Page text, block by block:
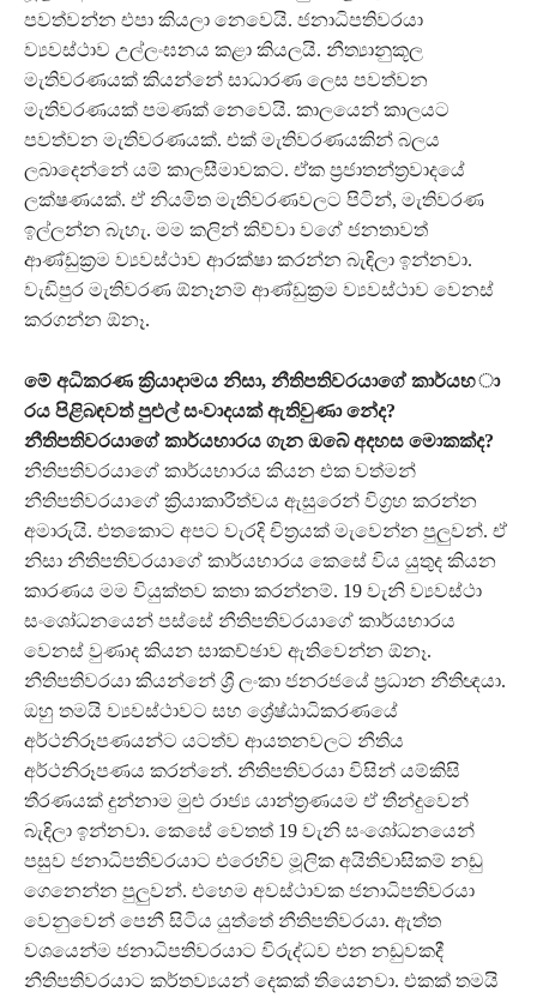
පවත්වන්න එපා කියලා නෙවෙයි. ජනාධිපතිවරයා
ව්‍යවස්ථාව උල්ලංඝනය කළා කියලයි. නීත්‍යානුකූල
මැතිවරණයක් කියන්නේ සාධාරණ ලෙස පවත්වන
මැතිවරණයක් පමණක් නෙවෙයි. කාලයෙන් කාලයට
පවත්වන මැතිවරණයක්. එක් මැතිවරණයකින් බලය
ලබාදෙන්නේ යම් කාලසීමාවකට. ඒක ප්‍රජාතන්ත්‍රවාදයේ
ලක්ෂණයක්. ඒ නියමිත මැතිවරණවලට පිටින්, මැතිවරණ
ඉල්ලන්න බැහැ. මම කලින් කිව්වා වගේ ජනතාවත්
ආණ්ඩුක්‍රම ව්‍යවස්ථාව ආරක්ෂා කරන්න බැඳිලා ඉන්නවා.
වැඩිපුර මැතිවරණ ඕනෑනම් ආණ්ඩුක්‍රම ව්‍යවස්ථාව වෙනස්
කරගන්න ඕනෑ.
මේ අධිකරණ ක්‍රියාදාමය නිසා, නීතිපතිවරයාගේ කාර්යභ ා
රය පිළිබඳවත් පුළුල් සංවාදයක් ඇතිවුණා නේද?
නීතිපතිවරයාගේ කාර්යභාරය ගැන ඔබේ අදහස මොකක්ද?
නීතිපතිවරයාගේ කාර්යභාරය කියන එක වත්මන්
නීතිපතිවරයාගේ ක්‍රියාකාරීත්වය ඇසුරෙන් විග්‍රහ කරන්න
අමාරුයි. එතකොට අපට වැරදි චිත්‍රයක් මැවෙන්න පුලු‍වන්. ඒ
නිසා නීතිපතිවරයාගේ කාර්යභාරය කෙසේ විය යුතුද කියන
කාරණය මම වියුක්තව කතා කරන්නම්. 19 වැනි ව්‍යවස්ථා
සංශෝධනයෙන් පස්සේ නීතිපතිවරයාගේ කාර්යභාරය
වෙනස් වුණාද කියන සාකච්ඡාව ඇතිවෙන්න ඕනෑ.
නීතිපතිවරයා කියන්නේ ශ්‍රී ලංකා ජනරජයේ ප්‍රධාන නීතිඥයා.
ඔහු තමයි ව්‍යවස්ථාවට සහ ශ්‍රේෂ්ඨාධිකරණයේ
අර්ථනිරූපණයන්ට යටත්ව ආයතනවලට නීතිය
අර්ථනිරූපණය කරන්නේ. නීතිපතිවරයා විසින් යම්කිසි
තීරණයක් දුන්නාම මුළු රාජ්‍ය යාන්ත්‍රණයම ඒ තීන්දුවෙන්
බැඳිලා ඉන්නවා. කෙසේ වෙතත් 19 වැනි සංශෝධනයෙන්
පසුව ජනාධිපතිවරයාට එරෙහිව මූලික අයිතිවාසිකම් නඩු
ගෙනෙන්න පුලු‍වන්. එහෙම අවස්ථාවක ජනාධිපතිවරයා
වෙනුවෙන් පෙනී සිටිය යුත්තේ නීතිපතිවරයා. ඇත්ත
වශයෙන්ම ජනාධිපතිවරයාට විරුද්ධව එන නඩුවකදී
නීතිපතිවරයාට කර්තව්‍යයන් දෙකක් තියෙනවා. එකක් තමයි